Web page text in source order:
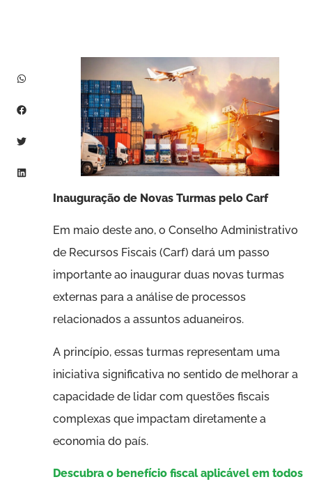
Inauguração de Novas Turmas pelo Carf
Em maio deste ano, o Conselho Administrativo
de Recursos Fiscais (Carf) dará um passo
importante ao inaugurar duas novas turmas
externas para a análise de processos
relacionados a assuntos aduaneiros.
A princípio, essas turmas representam uma
iniciativa significativa no sentido de melhorar a
capacidade de lidar com questões fiscais
complexas que impactam diretamente a
economia do país.
Descubra o benefício fiscal aplicável em todos